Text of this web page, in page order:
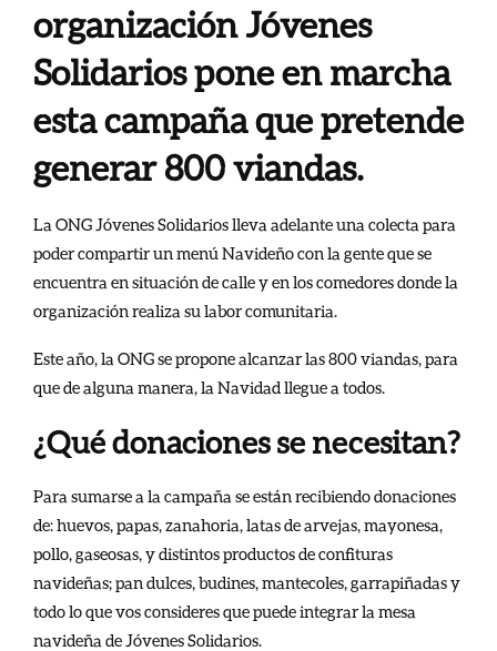
organización Jóvenes
Solidarios pone en marcha
esta campaña que pretende
generar 800 viandas.
La ONG Jóvenes Solidarios lleva adelante una colecta para
poder compartir un menú Navideño con la gente que se
encuentra en situación de calle y en los comedores donde la
organización realiza su labor comunitaria.
Este año, la ONG se propone alcanzar las 800 viandas, para
que de alguna manera, la Navidad llegue a todos.
¿Qué donaciones se necesitan?
Para sumarse a la campaña se están recibiendo donaciones
de: huevos, papas, zanahoria, latas de arvejas, mayonesa,
pollo, gaseosas, y distintos productos de confituras
navideñas; pan dulces, budines, mantecoles, garrapiñadas y
todo lo que vos consideres que puede integrar la mesa
navideña de Jóvenes Solidarios.